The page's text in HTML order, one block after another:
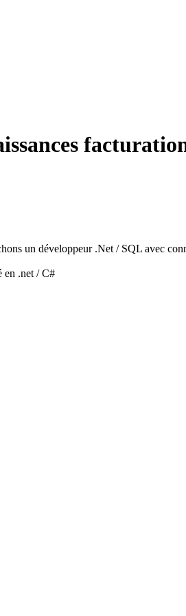
un développeur .Net / SQL avec
en .net / C#